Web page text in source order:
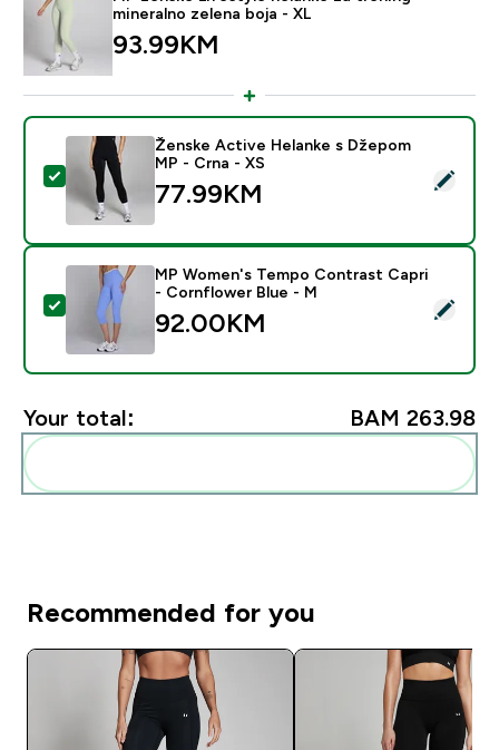
mineralno zelena boja - XL
93.99KM‎
Select this product - Ženske Active Helanke s
Ženske Active Helanke s Džepom
MP - Crna - XS
77.99KM‎
Select this product - MP Women's Tempo Contrast
MP Women's Tempo Contrast Capri
- Cornflower Blue - M
92.00KM‎
Your total: BAM 263.98‎
Recommended for you